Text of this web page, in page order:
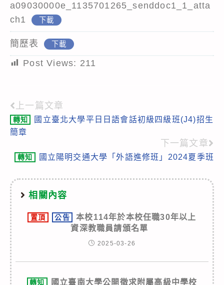
a09030000e_1135701265_senddoc1_1_atta
ch1
下載
簡歷表 下載
Post Views: 211
Read
more
上一篇文章
轉知
國立臺北大學平日日語會話初級四級班(J4)招生
簡章
下一篇文章
轉知 國立陽明交通大學「外語進修班」2024夏季班
相關內容
置頂 公告
本校114年於本校任職30年以上
資深教職員請頒名單
2025-03-26
轉知 國立臺南大學公開徵求附屬高級中學校